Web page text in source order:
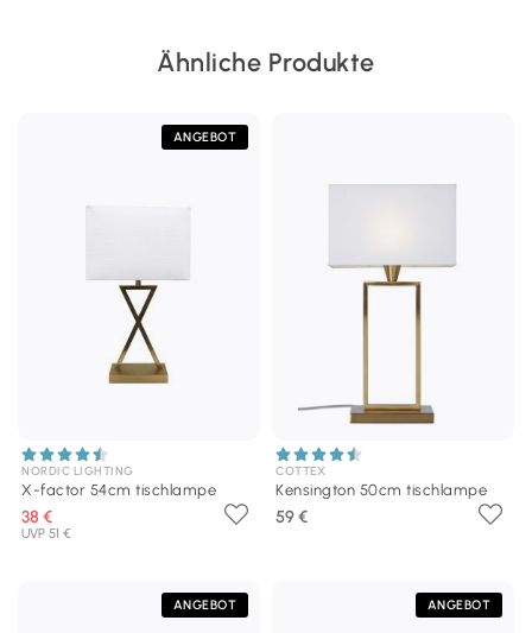
Ähnliche Produkte
ANGEBOT
NORDIC LIGHTING
X-factor 54cm tischlampe
38 €
UVP 51 €
COTTEX
Kensington 50cm tischlampe
59 €
ANGEBOT ANGEBOT